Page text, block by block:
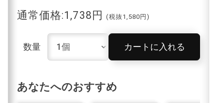
通常価格:1,738円 (税抜1,580円)
数量 カートに入れる
あなたへのおすすめ